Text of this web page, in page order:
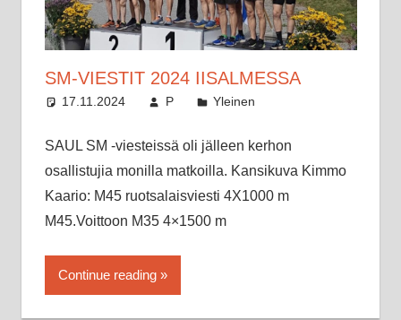
SM-VIESTIT 2024 IISALMESSA
17.11.2024 P Yleinen
SAUL SM -viesteissä oli jälleen kerhon
osallistujia monilla matkoilla. Kansikuva Kimmo
Kaario: M45 ruotsalaisviesti 4X1000 m
M45.Voittoon M35 4×1500 m
Continue reading